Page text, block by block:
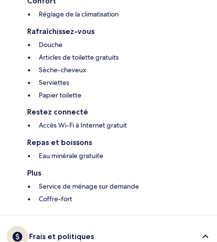
Réglage de la climatisation
Rafraîchissez-vous
Douche
Articles de toilette gratuits
Sèche-cheveux
Serviettes
Papier toilette
Restez connecté
Accès Wi-Fi à Internet gratuit
Repas et boissons
Eau minérale gratuite
Plus
Service de ménage sur demande
Coffre-fort
Frais et politiques